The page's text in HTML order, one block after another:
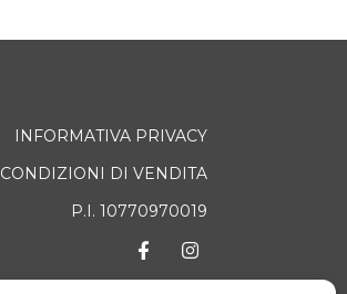
INFORMATIVA PRIVACY
CONDIZIONI DI VENDITA
P.I. 10770970019